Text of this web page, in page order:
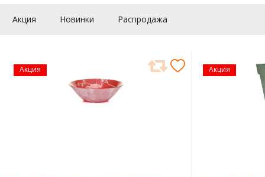
Акция Новинки Распродажа
Акция Акция